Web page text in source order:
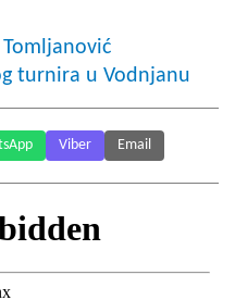
turnira u Vodnjanu
Viber Email